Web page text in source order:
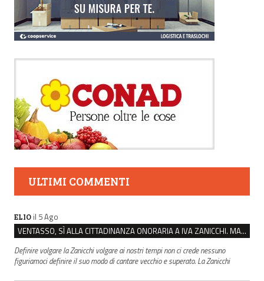
ULTIMI COMMENTI
ELIO il 5 Ago
VENTASSO, SÌ ALLA CITTADINANZA ONORARIA A IVA ZANICCHI. MA BARGIACCHI: “È DI PESSIMO GUSTO”
Definire volgare la Zanicchi volgare ai nostri tempi non ci crede nessuno
figuriamoci definire il suo modo di cantare vecchio e superato. La Zanicchi